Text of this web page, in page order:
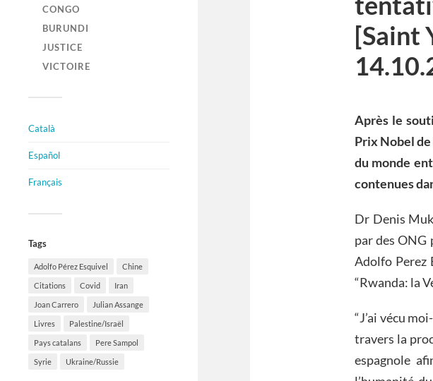
CONGO
BURUNDI
JUSTICE
VICTOIRE
Català
Español
Français
Tags
Adolfo Pérez Esquivel Chine
Citations Covid Iran
Joan Carrero Julian Assange
Livres Palestine/Israël
Pays catalans Pere Sampol
Syrie Ukraine/Russie
[Saint
Après le
Prix Nobel
du monde
contenues
Dr Denis
par des
Adolfo Perez
“Rwanda: la
“J’ai vécu
travers la
espagnole